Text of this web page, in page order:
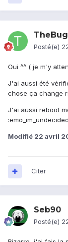
Posté(e)
Oui ^^ ( je m'y
J'ai aussi été
chose ça change
J'ai aussi reboot
Modifié 22 avril
Citer
Seb90
Posté(e)